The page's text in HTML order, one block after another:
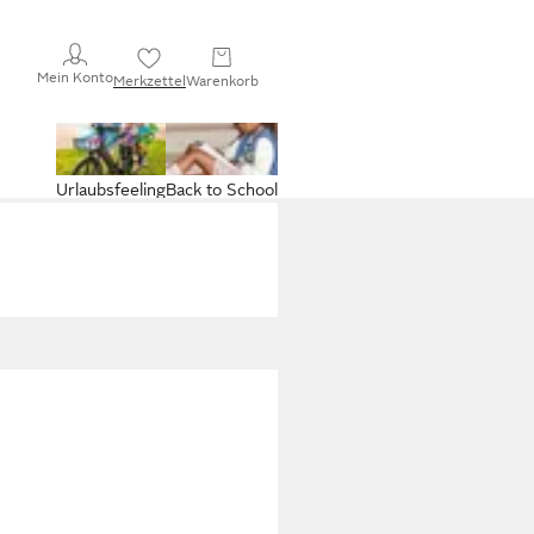
Mein KontoMerkzettelWarenkorb
Back to School
Urlaubsfeeling